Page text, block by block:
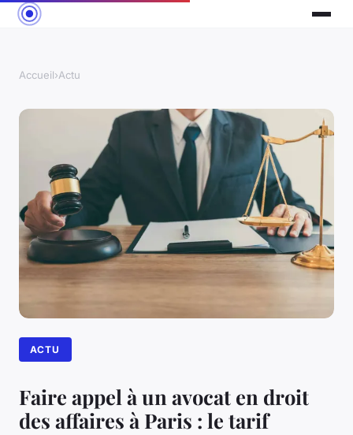
Accueil›Actu
ACTU
Faire appel à un avocat en droit
des affaires à Paris : le tarif